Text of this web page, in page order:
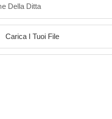
Della Ditta
Carica I Tuoi File